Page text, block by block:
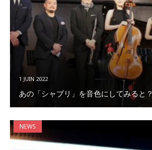
1 JUIN 2022
あの「シャブリ」を音色にしてみると？
NEWS